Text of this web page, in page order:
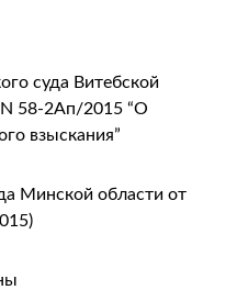
суда Витебской
58-2Ап/2015 “О
взыскания”
Минской области от